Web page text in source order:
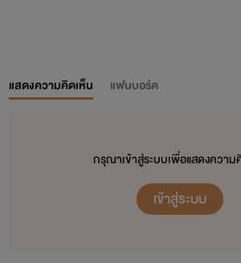
แสดงความคิดเห็น แฟนบอร์ด
กรุณาเข้าสู่ระบบเพื่อแสดงความ
เข้าสู่ระบบ